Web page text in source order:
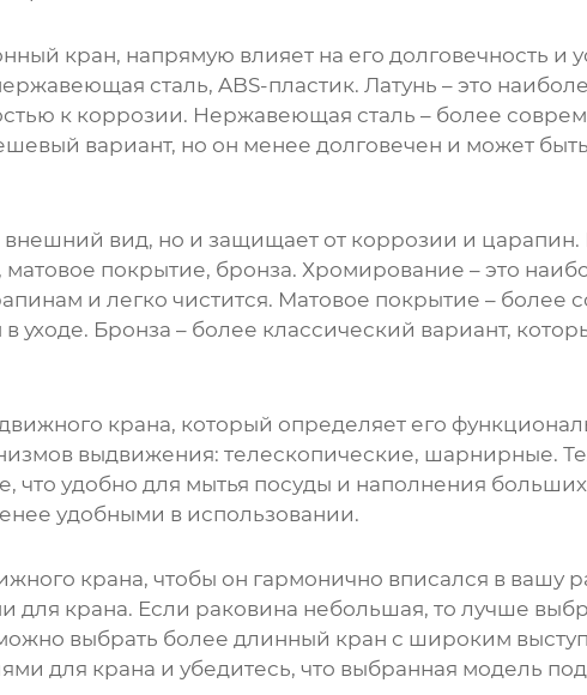
кран, напрямую влияет на его долговечность и
сталь, ABS-пластик. Латунь – это
к коррозии. Нержавеющая сталь – более
вариант, но он менее долговечен и может
внешний вид, но и защищает от коррозии и
покрытие, бронза. Хромирование – это
и легко чистится. Матовое покрытие –
уходе. Бронза – более классический вариант,
крана, который определяет его
выдвижения: телескопические, шарнирные.
что удобно для мытья посуды и наполнения
удобными в использовании.
крана, чтобы он гармонично вписался в вашу
для крана. Если раковина небольшая, то лучше
выбрать более длинный кран с широким
для крана и убедитесь, что выбранная модель